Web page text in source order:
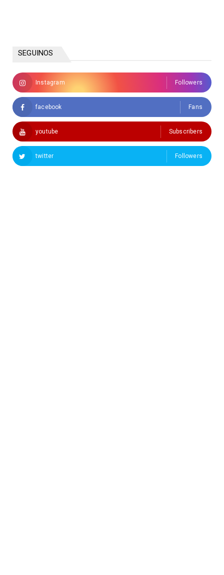
SEGUINOS
Instagram Followers
facebook Fans
youtube Subscribers
twitter Followers